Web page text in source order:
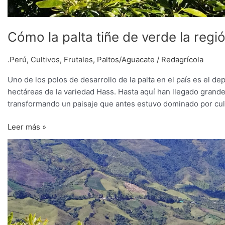
Cómo la palta tiñe de verde la
.Perú, Cultivos, Frutales, Paltos/Aguacate / Redagrícola
Uno de los polos de desarrollo de la palta en el país es el
hectáreas de la variedad Hass. Hasta aquí han llegado
transformando un paisaje que antes estuvo dominado por
Leer más »
El
aguacate
tiñe
de
verde
el
nuevo